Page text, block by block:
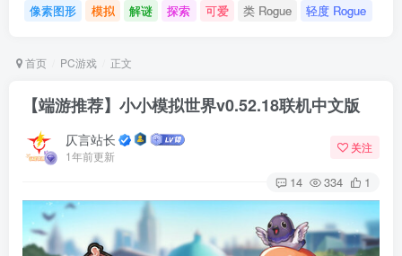
像素图形
模拟 解谜 探索 可爱 类 Rogue 轻度 Rogue
首页 PC游戏 正文
【端游推荐】小小模拟世界v0.52.18联机中文版
仄言站长
1年前更新
关注
14 334 1